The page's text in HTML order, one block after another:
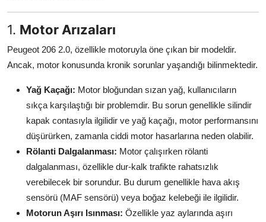
Dizel Sistemler
Multimedya & Elektronik
1. Motor Arızaları
Peugeot 206 2.0, özellikle motoruyla öne çıkan bir modeldir.
Ancak, motor konusunda kronik sorunlar yaşandığı bilinmektedir.
Yağ Kaçağı: Motor bloğundan sızan yağ, kullanıcıların
sıkça karşılaştığı bir problemdir. Bu sorun genellikle silindir
kapak contasıyla ilgilidir ve yağ kaçağı, motor performansını
düşürürken, zamanla ciddi motor hasarlarına neden olabilir.
Rölanti Dalgalanması: Motor çalışırken rölanti
dalgalanması, özellikle dur-kalk trafikte rahatsızlık
verebilecek bir sorundur. Bu durum genellikle hava akış
sensörü (MAF sensörü) veya boğaz kelebeği ile ilgilidir.
Motorun Aşırı Isınması: Özellikle yaz aylarında aşırı